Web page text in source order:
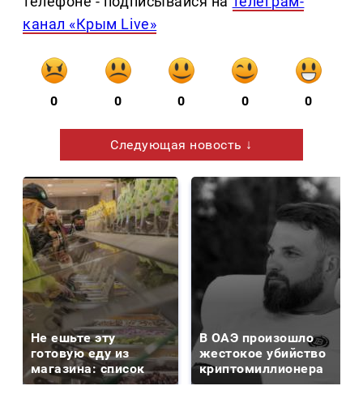
канал «Крым Live»
0 0 0 0 0
Следующая новость ↓
Не ешьте эту
готовую еду из
магазина: список
В ОАЭ произошло
жестокое убийство
криптомиллионера